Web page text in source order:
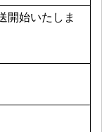
開始いたしま